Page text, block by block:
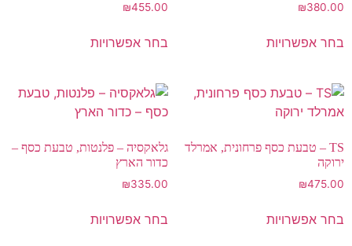
₪380.00
בחר אפשרויות
₪455.00
בחר אפשרויות
TS – טבעת כסף פרחונית, אמרלד
ירוקה
₪475.00
בחר אפשרויות
גלאקסיה – פלנטות, טבעת כסף –
כדור הארץ
₪335.00
בחר אפשרויות